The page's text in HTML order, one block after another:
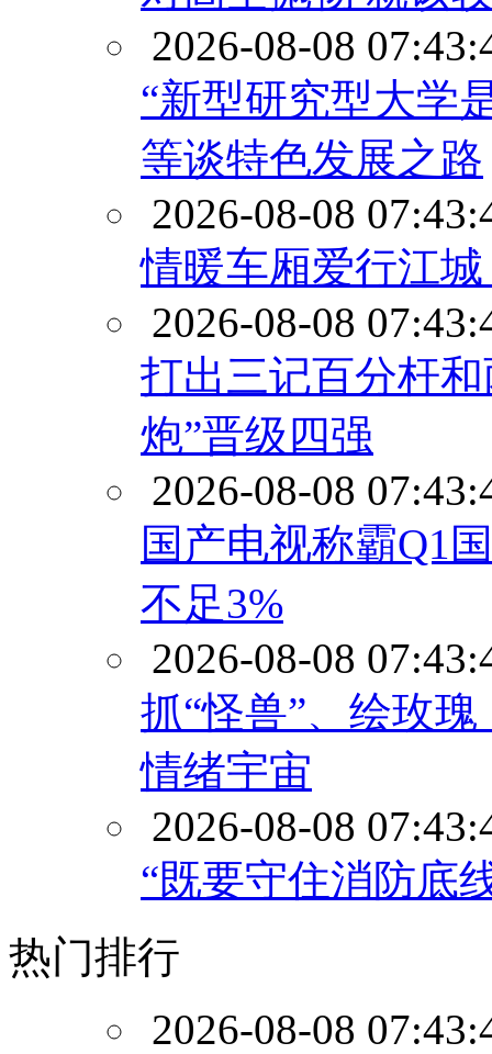
2026-08-08
“新型研究型大学
等谈特色发展之路
2026-08-08
情暖车厢爱行江
2026-08-08
打出三记百分杆
炮”晋级四强
2026-08-08
国产电视称霸Q1
不足3%
2026-08-08
抓“怪兽”、绘玫
情绪宇宙
2026-08-08
“既要守住消防底
热门排行
2026-08-08